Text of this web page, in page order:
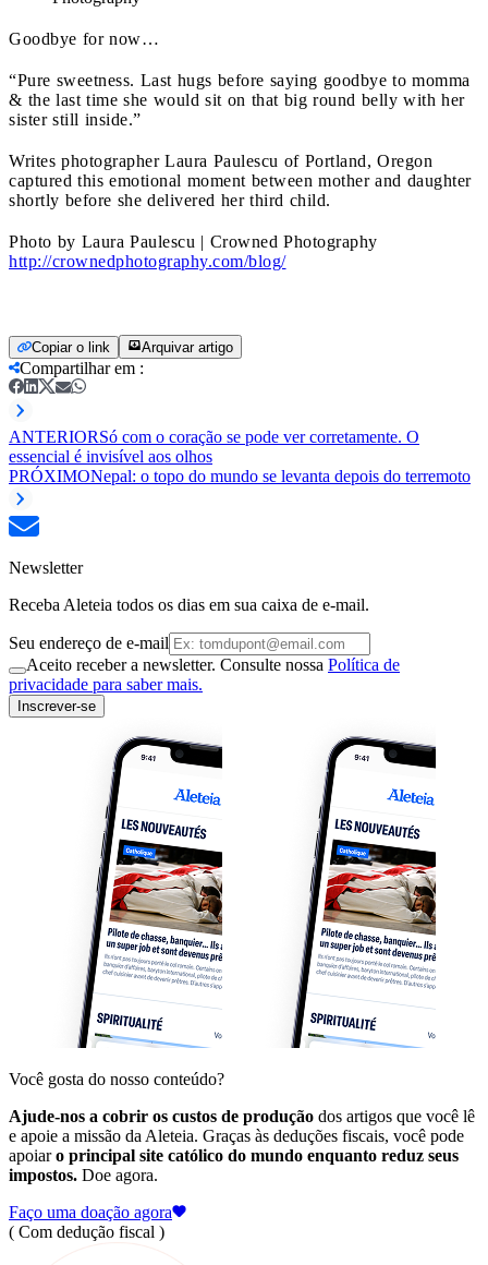
Goodbye for now…
“Pure sweetness. Last hugs before saying goodbye to momma
& the last time she would sit on that big round belly with her
sister still inside.”
Writes photographer Laura Paulescu of Portland, Oregon
captured this emotional moment between mother and daughter
shortly before she delivered her third child.
Photo by Laura Paulescu | Crowned Photography
http://crownedphotography.com/blog/
Copiar o link Arquivar artigo
Compartilhar em :
ANTERIORSó com o coração se pode ver corretamente. O
essencial é invisível aos olhos
PRÓXIMONepal: o topo do mundo se levanta depois do terremoto
Newsletter
Receba Aleteia todos os dias em sua caixa de e-mail.
Seu endereço de e-mail
Aceito receber a newsletter. Consulte nossa Política de
privacidade para saber mais.
Inscrever-se
Você gosta do nosso conteúdo?
Ajude-nos a cobrir os custos de produção dos artigos que você lê
e apoie a missão da Aleteia. Graças às deduções fiscais, você pode
apoiaro principal site católico do mundo enquanto reduz seus
impostos. Doe agora.
Faço uma doação agora
( Com dedução fiscal )